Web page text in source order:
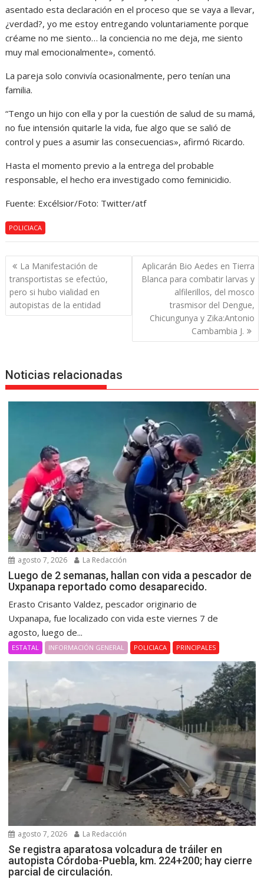
asentado esta declaración en el proceso que se vaya a llevar,
¿verdad?, yo me estoy entregando voluntariamente porque
créame no me siento… la conciencia no me deja, me siento
muy mal emocionalmente», comentó.
La pareja solo convivía ocasionalmente, pero tenían una
familia.
“Tengo un hijo con ella y por la cuestión de salud de su mamá,
no fue intensión quitarle la vida, fue algo que se salió de
control y pues a asumir las consecuencias», afirmó Ricardo.
Hasta el momento previo a la entrega del probable
responsable, el hecho era investigado como feminicidio.
Fuente: Excélsior/Foto: Twitter/atf
POLICIACA
Navegación
de
entradas
La Manifestación de
transportistas se efectúo,
pero si hubo vialidad en
autopistas de la entidad
Aplicarán Bio Aedes en Tierra
Blanca para combatir larvas y
alfilerillos, del mosco
trasmisor del Dengue,
Chicungunya y Zika:Antonio
Cambambia J.
Noticias relacionadas
agosto 7, 2026 La Redacción
Luego de 2 semanas, hallan con vida a pescador de
Uxpanapa reportado como desaparecido.
Erasto Crisanto Valdez, pescador originario de
Uxpanapa, fue localizado con vida este viernes 7 de
agosto, luego de...
ESTATAL INFORMACIÓN GENERAL POLICIACA PRINCIPALES
agosto 7, 2026 La Redacción
Se registra aparatosa volcadura de tráiler en
autopista Córdoba-Puebla, km. 224+200; hay cierre
parcial de circulación.